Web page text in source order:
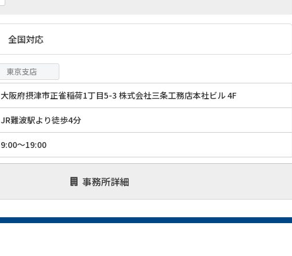
東京支店
大阪府摂津市正雀稲荷1丁目5-3 株式会社三条工務店本社ビル 4F
JR難波駅より徒歩4分
9:00～19:00
事務所詳細
全国対応